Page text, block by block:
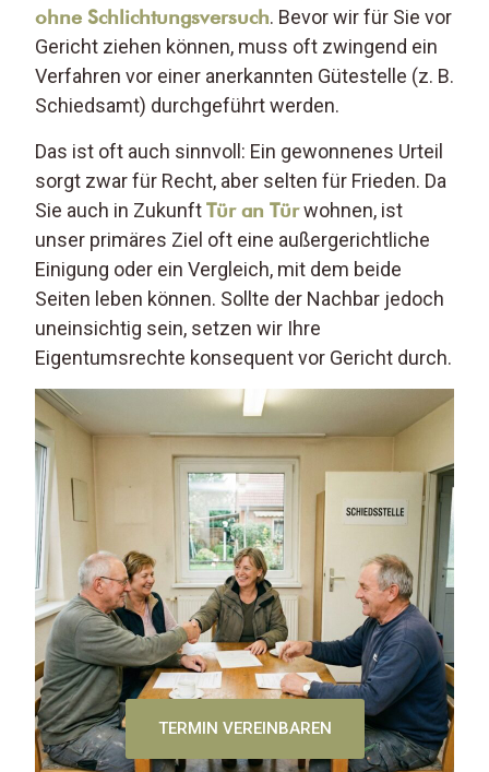
TERMIN VEREINBAREN
ohne Schlichtungsversuch. Bevor wir für Sie vor
Gericht ziehen können, muss oft zwingend ein
Verfahren vor einer anerkannten Gütestelle (z. B.
Schiedsamt) durchgeführt werden.
Das ist oft auch sinnvoll: Ein gewonnenes Urteil
sorgt zwar für Recht, aber selten für Frieden. Da
Sie auch in ZukunftTür an Türwohnen, ist
unser primäres Ziel oft eine außergerichtliche
Einigung oder ein Vergleich, mit dem beide
Seiten leben können. Sollte der Nachbar jedoch
uneinsichtig sein, setzen wir Ihre
Eigentumsrechte konsequent vor Gericht durch.